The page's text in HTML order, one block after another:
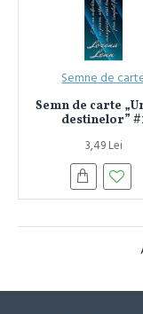
Semne de
Semn de carte
destinelor”
3,49 Lei